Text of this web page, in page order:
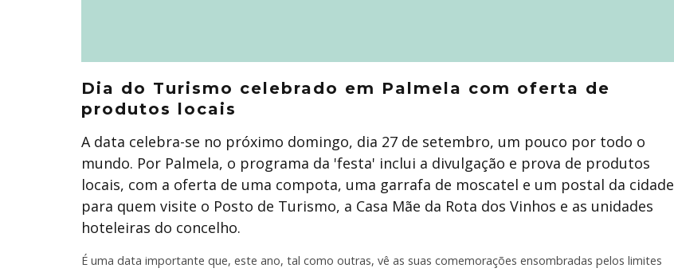
Dia do Turismo celebrado em Palmela com oferta de
produtos locais
A data celebra-se no próximo domingo, dia 27 de setembro, um pouco por todo o
mundo. Por Palmela, o programa da 'festa' inclui a divulgação e prova de produtos
locais, com a oferta de uma compota, uma garrafa de moscatel e um postal da cidade
para quem visite o Posto de Turismo, a Casa Mãe da Rota dos Vinhos e as unidades
hoteleiras do concelho.
É uma data importante que, este ano, tal como outras, vê as suas comemorações ensombradas pelos limites